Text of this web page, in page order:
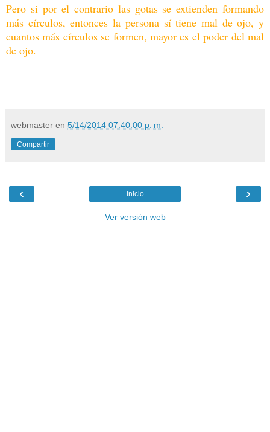
Pero si por el contrario las gotas se extienden formando
más círculos, entonces la persona sí tiene mal de ojo, y
cuantos más círculos se formen, mayor es el poder del mal
de ojo.
webmaster en 5/14/2014 07:40:00 p. m.
Compartir
‹ ›
Inicio
Ver versión web